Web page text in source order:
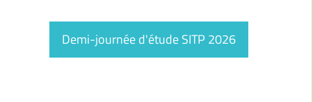
Demi-journée d'étude SITP 2026